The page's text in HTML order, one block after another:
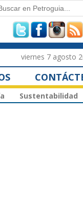
Formulario de
búsqueda
viernes 7 agosto
Sustentabilidad